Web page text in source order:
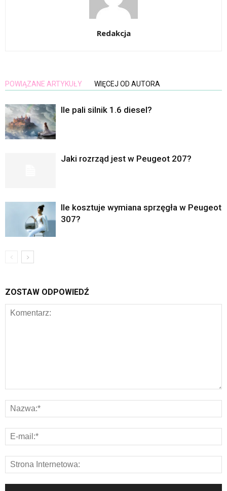
Redakcja
POWIĄZANE ARTYKUŁY WIĘCEJ OD AUTORA
Ile pali silnik 1.6 diesel?
Jaki rozrząd jest w Peugeot 207?
Ile kosztuje wymiana sprzęgła w Peugeot
307?
ZOSTAW ODPOWIEDŹ